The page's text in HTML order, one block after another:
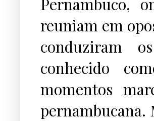
reuniam em
conduziram
conhecido
momentos
pernambucana.